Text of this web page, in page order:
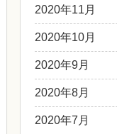
2020年11月
2020年10月
2020年9月
2020年8月
2020年7月